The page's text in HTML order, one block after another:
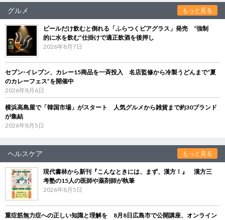
グルメ もっと見る
ビールだけ飲むと倒れる「ふらつくビアグラス」発売 “強制
的に水を飲む”仕掛けで適正飲酒を後押し
2026年8月7日
セブン‐イレブン、カレー15商品を一斉投入 名店監修から冷製うどんまで“夏
のカレーフェス”を開催中
2026年8月6日
横浜高島屋で「韓国市場」がスタート 人気グルメから雑貨まで約30ブランド
が集結
2026年8月5日
ヘルスケア もっと見る
現代書林から新刊『こんなときには、まず、漢方！』 漢方三
考塾の15人の医師や薬剤師が執筆
2026年8月5日
重症筋無力症への正しい知識と理解を 8月8日広島市で公開講座、オンライン